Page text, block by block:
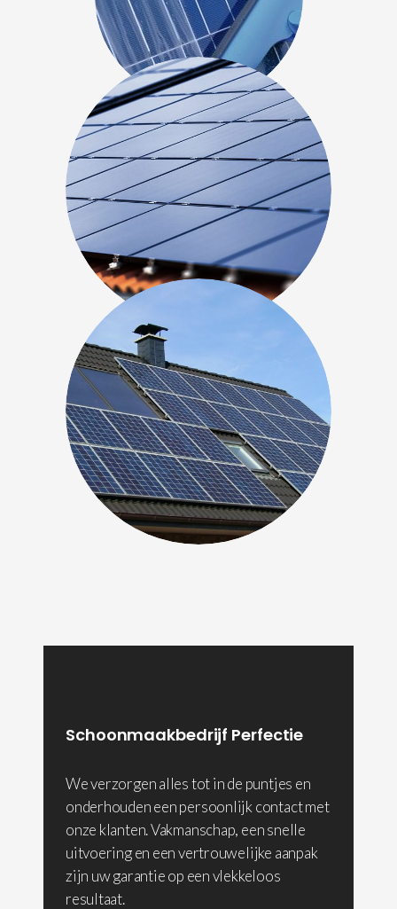
Schoonmaakbedrijf Perfectie
We verzorgen alles tot in de puntjes en
onderhouden een persoonlijk contact met
onze klanten. Vakmanschap, een snelle
uitvoering en een vertrouwelijke aanpak
zijn uw garantie op een vlekkeloos
resultaat.